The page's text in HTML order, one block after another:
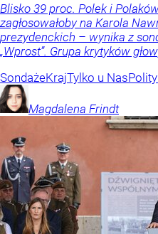
Blisko 39 proc. Polek i
zagłosowałoby na Karola
prezydenckich – wynika z
„Wprost”. Grupa krytyków
SondażeKrajTylko u Nas
Magdalena Frindt